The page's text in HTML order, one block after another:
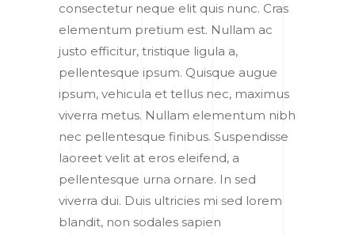
consectetur neque elit quis nunc. Cras
elementum pretium est. Nullam ac
justo efficitur, tristique ligula a,
pellentesque ipsum. Quisque augue
ipsum, vehicula et tellus nec, maximus
viverra metus. Nullam elementum nibh
nec pellentesque finibus. Suspendisse
laoreet velit at eros eleifend, a
pellentesque urna ornare. In sed
viverra dui. Duis ultricies mi sed lorem
blandit, non sodales sapien